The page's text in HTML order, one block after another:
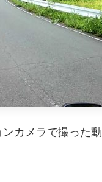
カメラで撮った